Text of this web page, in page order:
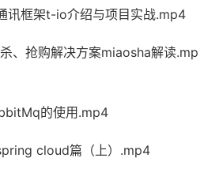
讯框架t-io介绍与项目实战.mp4
、抢购解决方案miaosha解读.mp
的使用.mp4
cloud篇（上）.mp4